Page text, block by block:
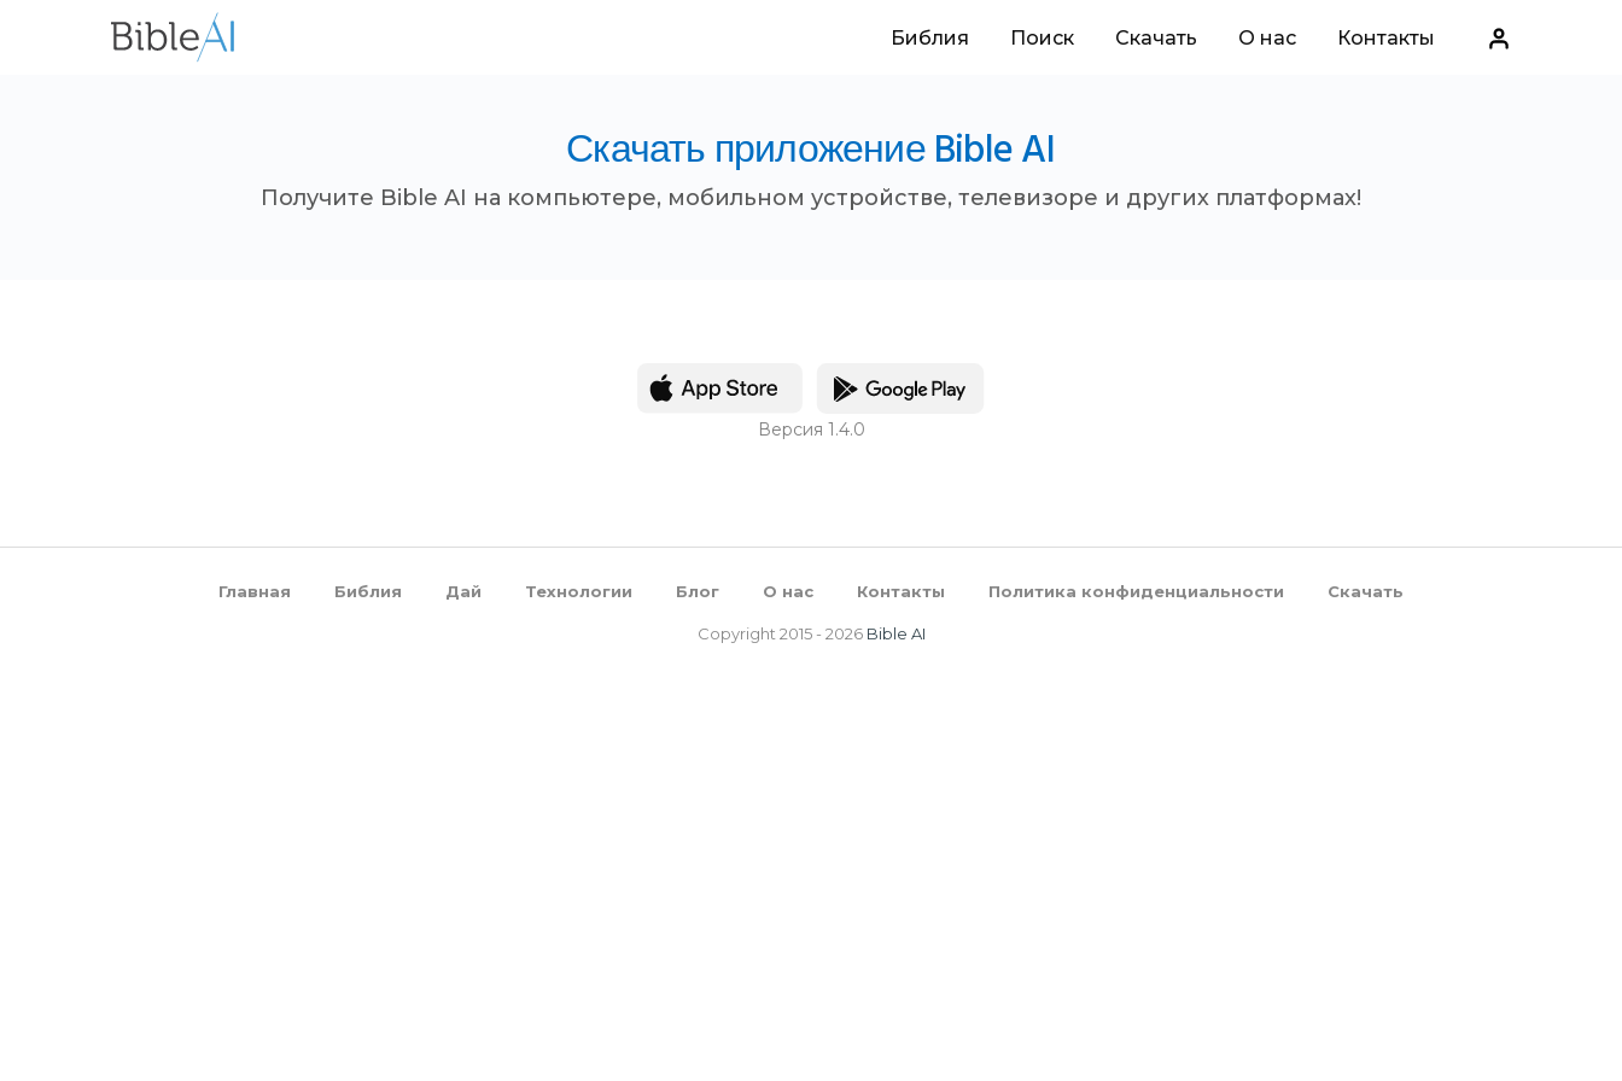
Библия Поиск Скачать О нас Контакты
Скачать приложение Bible AI
Получите Bible AI на компьютере, мобильном устройстве, телевизоре и других платформах!
Версия 1.4.0
Главная Библия Дай Технологии Блог О нас Контакты Политика конфиденциальности Скачать
Copyright 2015 - 2026 Bible AI